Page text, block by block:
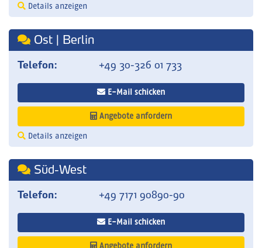
Details anzeigen
Ost | Berlin
Telefon: +49 30-326 01 733
E-Mail schicken
Angebote anfordern
Details anzeigen
Süd-West
Telefon: +49 7171 90890-90
E-Mail schicken
Angebote anfordern